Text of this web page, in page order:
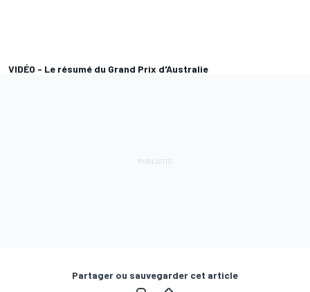
VIDÉO - Le résumé du Grand Prix d'Australie
Partager ou sauvegarder cet article